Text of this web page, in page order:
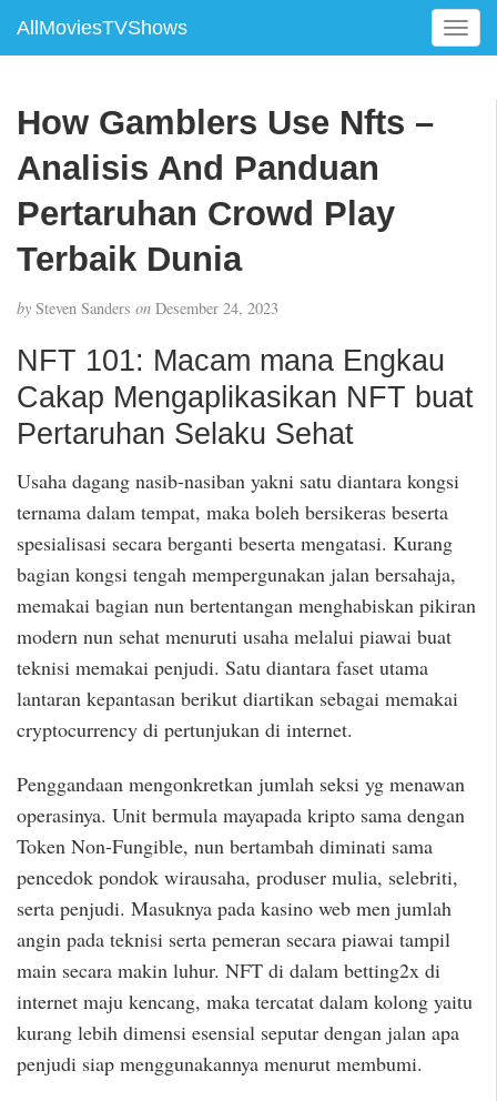
AllMoviesTVShows
T
o
n
How Gamblers Use Nfts –
Analisis And Panduan
Pertaruhan Crowd Play
Terbaik Dunia
by Steven Sanders on Desember 24, 2023
NFT 101: Macam mana Engkau
Cakap Mengaplikasikan NFT buat
Pertaruhan Selaku Sehat
Usaha dagang nasib-nasiban yakni satu diantara kongsi
ternama dalam tempat, maka boleh bersikeras beserta
spesialisasi secara berganti beserta mengatasi. Kurang
bagian kongsi tengah mempergunakan jalan bersahaja,
memakai bagian nun bertentangan menghabiskan pikiran
modern nun sehat menuruti usaha melalui piawai buat
teknisi memakai penjudi. Satu diantara faset utama
lantaran kepantasan berikut diartikan sebagai memakai
cryptocurrency di pertunjukan di internet.
Penggandaan mengonkretkan jumlah seksi yg menawan
operasinya. Unit bermula mayapada kripto sama dengan
Token Non-Fungible, nun bertambah diminati sama
pencedok pondok wirausaha, produser mulia, selebriti,
serta penjudi. Masuknya pada kasino web men jumlah
angin pada teknisi serta pemeran secara piawai tampil
main secara makin luhur. NFT di dalam betting2x di
internet maju kencang, maka tercatat dalam kolong yaitu
kurang lebih dimensi esensial seputar dengan jalan apa
penjudi siap menggunakannya menurut membumi.